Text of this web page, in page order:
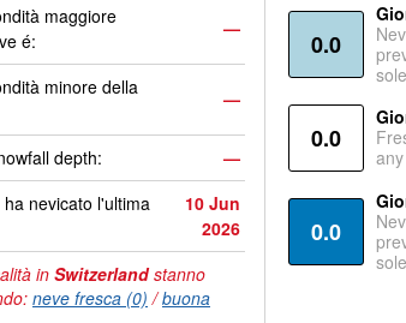
maggiore
é:
—
minore della
—
depth:
—
nevicato l'ultima
10 Jun
2026
in Switzerlandstanno
neve fresca (0) /buona
0.0
0.0
0.0